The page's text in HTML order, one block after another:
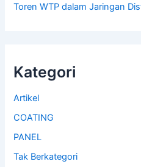
Toren WTP dalam Jaringan
Kategori
Artikel
COATING
PANEL
Tak Berkategori